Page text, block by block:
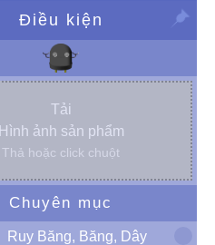
Điều kiện
Tải
Hình ảnh sản phẩm
Thả hoặc click chuột
Chuyên mục
Ruy Băng, Băng, Dây